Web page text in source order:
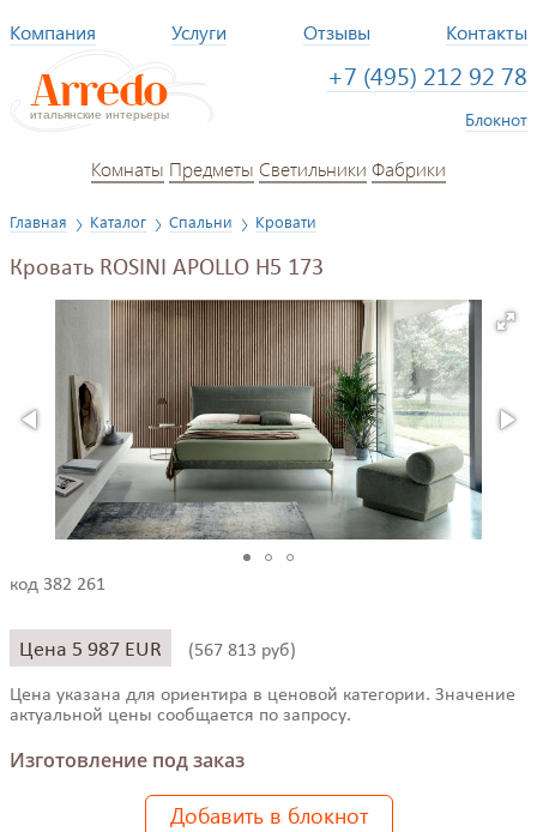
Компания Услуги Отзывы Контакты
+7 (495) 212 92 78
Блокнот
Комнаты Предметы Светильники Фабрики
Главная Каталог Спальни Кровати
Кровать ROSINI APOLLO H5 173
код 382 261
Цена 5 987 EUR (567 813 руб)
Цена указана для ориентира в ценовой категории. Значение
актуальной цены сообщается по запросу.
Изготовление под заказ
Добавить в блокнот